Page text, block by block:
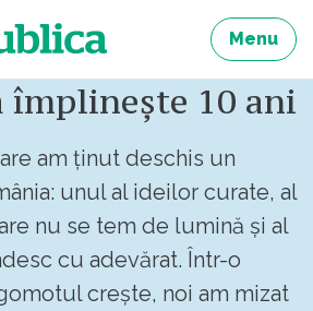
Menu
împlinește 10 ani
am ținut deschis un
unul al ideilor curate, al
nu se tem de lumină și al
cu adevărat. Într-o
crește, noi am mizat